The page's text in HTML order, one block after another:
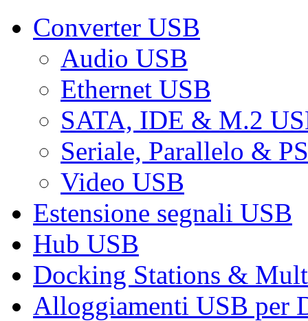
Converter USB
Audio USB
Ethernet USB
SATA, IDE & M.2
Seriale, Parallelo &
Video USB
Estensione segnali USB
Hub USB
Docking Stations &
Alloggiamenti USB per